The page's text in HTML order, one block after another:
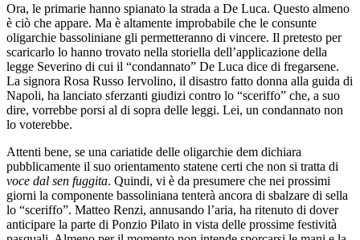
Ora, le primarie hanno spianato la strada a De Luca. Questo almeno
è ciò che appare. Ma è altamente improbabile che le consunte
oligarchie bassoliniane gli permetteranno di vincere. Il pretesto per
scaricarlo lo hanno trovato nella storiella dell’applicazione della
legge Severino di cui il “condannato” De Luca dice di fregarsene.
La signora Rosa Russo Iervolino, il disastro fatto donna alla guida di
Napoli, ha lanciato sferzanti giudizi contro lo “sceriffo” che, a suo
dire, vorrebbe porsi al di sopra delle leggi. Lei, un condannato non
lo voterebbe.
Attenti bene, se una cariatide delle oligarchie dem dichiara
pubblicamente il suo orientamento statene certi che non si tratta di
voce dal sen fuggita. Quindi, vi è da presumere che nei prossimi
giorni la componente bassoliniana tenterà ancora di sbalzare di sella
lo “sceriffo”. Matteo Renzi, annusando l’aria, ha ritenuto di dover
anticipare la parte di Ponzio Pilato in vista delle prossime festività